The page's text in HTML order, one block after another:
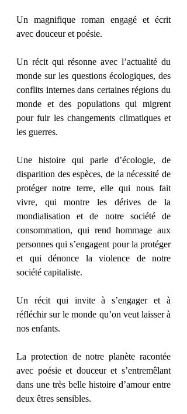
Un magnifique roman engagé et écrit
avec douceur et poésie.
Un récit qui résonne avec l’actualité du
monde sur les questions écologiques, des
conflits internes dans certaines régions du
monde et des populations qui migrent
pour fuir les changements climatiques et
les guerres.
Une histoire qui parle d’écologie, de
disparition des espèces, de la nécessité de
protéger notre terre, elle qui nous fait
vivre, qui montre les dérives de la
mondialisation et de notre société de
consommation, qui rend hommage aux
personnes qui s’engagent pour la protéger
et qui dénonce la violence de notre
société capitaliste.
Un récit qui invite à s’engager et à
réfléchir sur le monde qu’on veut laisser à
nos enfants.
La protection de notre planète racontée
avec poésie et douceur et s’entremêlant
dans une très belle histoire d’amour entre
deux êtres sensibles.